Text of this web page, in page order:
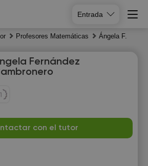
Entrada
Profesores Matemáticas Ángela F.
Fernández
con el tutor
10
Tu
11
12